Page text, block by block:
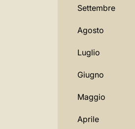
Settembre
Agosto
Luglio
Giugno
Maggio
Aprile